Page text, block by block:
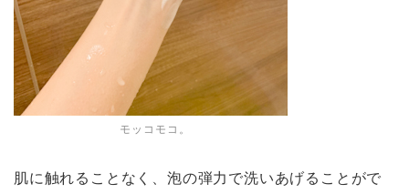
モッコモコ。
肌に触れることなく、泡の弾力で洗いあげることがで